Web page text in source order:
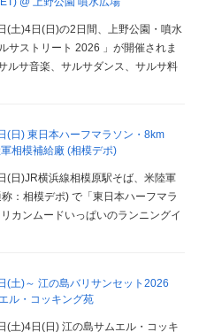
(土)4日(日)の2日間、上野公園・噴水
サストリート 2026 」が開催されま
ルサ音楽、サルサダンス、サルサ料
(日) 東日本ハーフマラソン・8km
相模補給廠 (相模デポ)
(日)JR横浜線相模原駅そば、米陸軍
：相模デポ) で「東日本ハーフマラ
カンムードいっぱいのランニングイ
(土)～ 江の島バリサンセット2026
ル・コッキング苑
(土)4日(日) 江の島サムエル・コッキ